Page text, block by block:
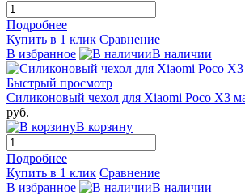
Подробнее
Купить в 1 клик Сравнение
В избранное
В наличии
Быстрый просмотр
Силиконовый чехол для Xiaomi Poco X3
руб.
В корзину
Подробнее
Купить в 1 клик Сравнение
В избранное
В наличии